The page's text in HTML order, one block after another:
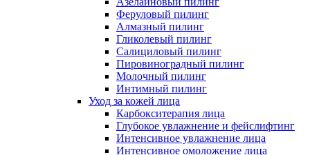
Феруловый пилинг
Алмазный пилинг
Гликолевый пилинг
Салициловый пилинг
Пировиноградный пилинг
Молочный пилинг
Интимный пилинг
Уход за кожей лица
Карбокситерапия лица
Глубокое увлажнение и фейслифтинг
Интенсивное увлажнение лица
Интенсивное омоложение лица